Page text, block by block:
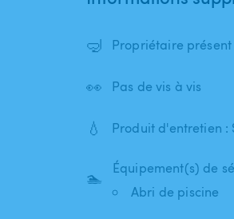
🤿 Propriétaire
👀 Pas de vis à vis
💧 Produit d'entretien :
🏊
Équipement(s) de
Abri de piscine